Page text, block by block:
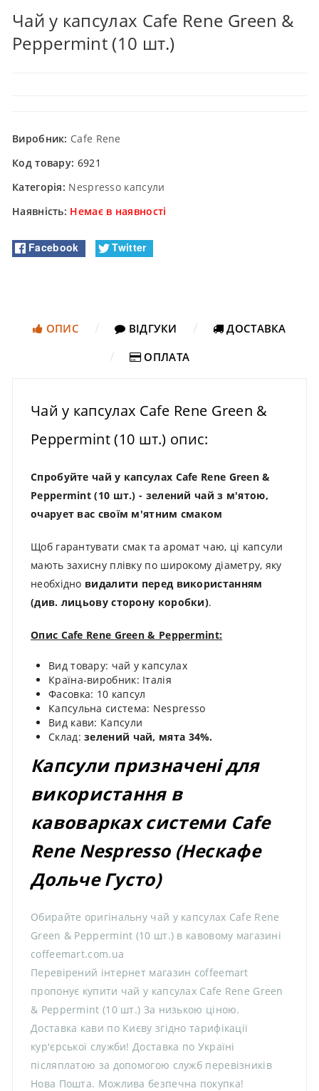
Чай у капсулах Cafe Rene Green &
Peppermint (10 шт.)
Виробник: Cafe Rene
Код товару: 6921
Категорія: Nespresso капсули
Наявність: Немає в наявності
Facebook Twitter
ОПИС ВІДГУКИ
ДОСТАВКА
ОПЛАТА
Чай у капсулах Cafe Rene Green &
Peppermint (10 шт.) опис:
Спробуйте чай у капсулах Cafe Rene Green &
Peppermint (10 шт.)- зелений чай з м'ятою,
очарует вас своїм м'ятним смаком
Щоб гарантувати смак та аромат чаю, ці капсули
мають захисну плівку по широкому діаметру, яку
необхідно видалити перед використанням
(див. лицьову сторону коробки).
Опис Cafe Rene Green & Peppermint:
Вид товару: чай у капсулах
Країна-виробник: Італія
Фасовка: 10 капсул
Капсульна система: Nespresso
Вид кави: Капсули
Склад:зелений чай, мята 34%.
Капсули призначені для
використання в
кавоварках системи Cafe
Rene Nespresso (Нескафе
Дольче Густо)
Обирайте оригінальну чай у капсулах Cafe Rene
Green & Peppermint (10 шт.) в кавовому магазині
coffeemart.com.ua
Перевірений інтернет магазин coffeemart
пропонує купити чай у капсулах Cafe Rene Green
& Peppermint (10 шт.) За низькою ціною.
Доставка кави по Києву згідно тарифікації
кур'єрської служби! Доставка по Україні
післяплатою за допомогою служб перевізників
Нова Пошта. Можлива безпечна покупка!